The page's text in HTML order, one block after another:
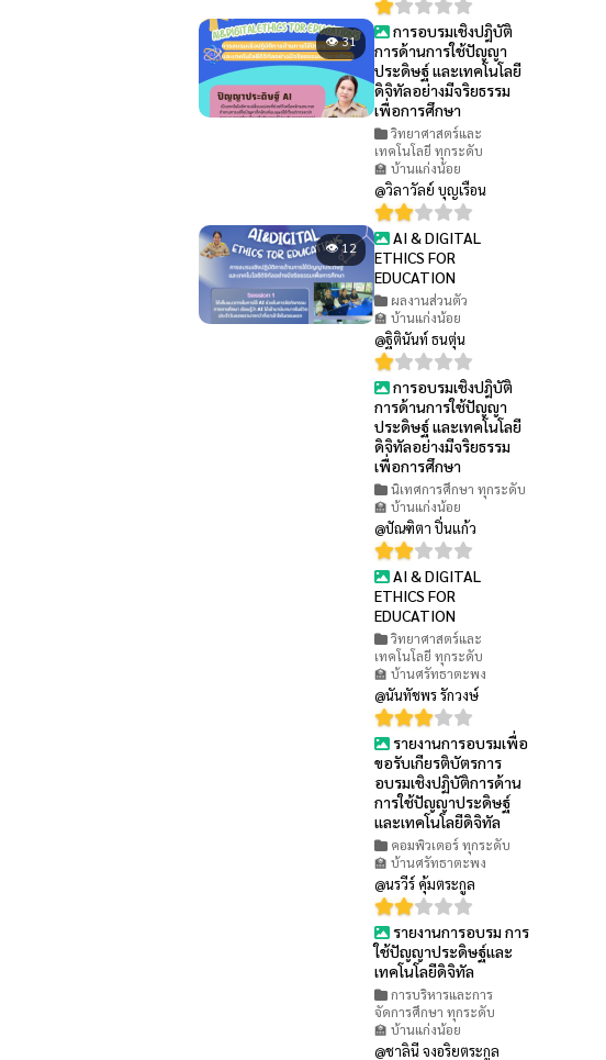
👁 31
การอบรมเชิงปฎิบัติ
การด้านการใช้ปัญญา
ประดิษฐ์ และเทคโนโลยี
ดิจิทัลอย่างมีจริยธรรม
เพื่อการศึกษา
วิทยาศาสตร์และ
เทคโนโลยี ทุกระดับ
🏫 บ้านแก่งน้อย
@วิลาวัลย์ บุญเรือน
👁 12
AI & DIGITAL
ETHICS FOR
EDUCATION
ผลงานส่วนตัว
🏫 บ้านแก่งน้อย
@ฐิตินันท์ ธนตุ่น
การอบรมเชิงปฎิบัติ
การด้านการใช้ปัญญา
ประดิษฐ์ และเทคโนโลยี
ดิจิทัลอย่างมีจริยธรรม
เพื่อการศึกษา
นิเทศการศึกษา ทุกระดับ
🏫 บ้านแก่งน้อย
@ปัณฑิตา ปิ่นแก้ว
AI & DIGITAL
ETHICS FOR
EDUCATION
วิทยาศาสตร์และ
เทคโนโลยี ทุกระดับ
🏫 บ้านศรัทธาตะพง
@นันทัชพร รักวงษ์
รายงานการอบรมเพื่อ
ขอรับเกียรติบัตรการ
อบรมเชิงปฏิบัติการด้าน
การใช้ปัญญาประดิษฐ์
และเทคโนโลยีดิจิทัล
คอมพิวเตอร์ ทุกระดับ
🏫 บ้านศรัทธาตะพง
@นรวีร์ คุ้มตระกูล
รายงานการอบรม การ
ใช้ปัญญาประดิษฐ์และ
เทคโนโลยีดิจิทัล
การบริหารและการ
จัดการศึกษา ทุกระดับ
🏫 บ้านแก่งน้อย
@ชาลินี จงอริยตระกูล